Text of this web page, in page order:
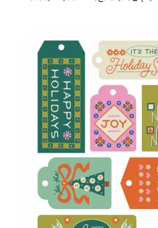
تجمع بين المزج والتطابق - فهي تكمل أي
أضف أسماء وملاحظات قصيرة وصورة صغيرة
الدراسية - قم ببناء مهارات الكتابة اليدوية